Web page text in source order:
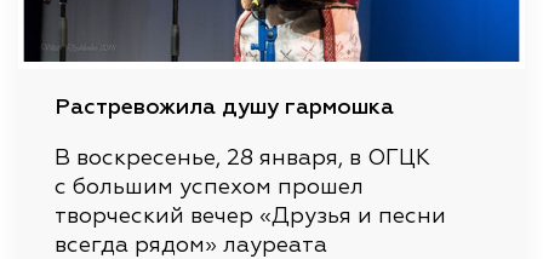
Растревожила душу гармошка
В воскресенье, 28 января, в ОГЦК
с большим успехом прошел
творческий вечер «Друзья и песни
всегда рядом» лауреата